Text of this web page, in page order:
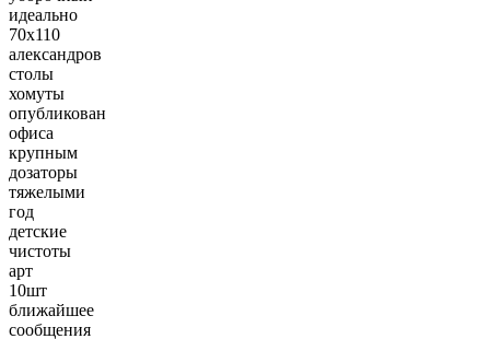
идеально
70х110
александров
столы
хомуты
опубликован
офиса
крупным
дозаторы
тяжелыми
год
детские
чистоты
арт
10шт
ближайшее
сообщения